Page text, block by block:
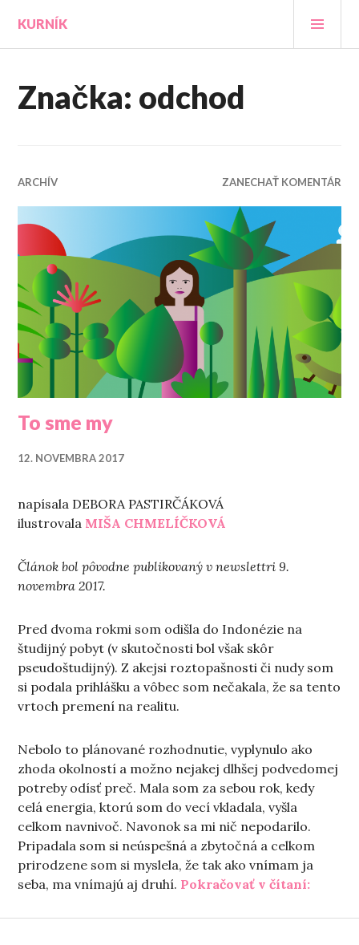
obsah
KURNÍK
Značka: odchod
ARCHÍV ZANECHAŤ KOMENTÁR
To sme my
12. NOVEMBRA 2017
napísala DEBORA PASTIRČÁKOVÁ
ilustrovala MIŠA CHMELÍČKOVÁ
Článok bol pôvodne publikovaný v newslettri 9.
novembra 2017.
Pred dvoma rokmi som odišla do Indonézie na
študijný pobyt (v skutočnosti bol však skôr
pseudoštudijný). Z akejsi roztopašnosti či nudy som
si podala prihlášku a vôbec som nečakala, že sa tento
vrtoch premení na realitu.
Nebolo to plánované rozhodnutie, vyplynulo ako
zhoda okolností a možno nejakej dlhšej podvedomej
potreby odísť preč. Mala som za sebou rok, kedy
celá energia, ktorú som do vecí vkladala, vyšla
celkom navnivoč. Navonok sa mi nič nepodarilo.
Pripadala som si neúspešná a zbytočná a celkom
prirodzene som si myslela, že tak ako vnímam ja
seba, ma vnímajú aj druhí. Pokračovať v čítaní:„To